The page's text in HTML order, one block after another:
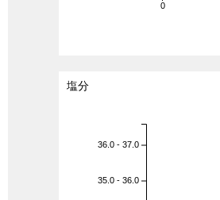
0
塩分
36.0 - 37.0
35.0 - 36.0